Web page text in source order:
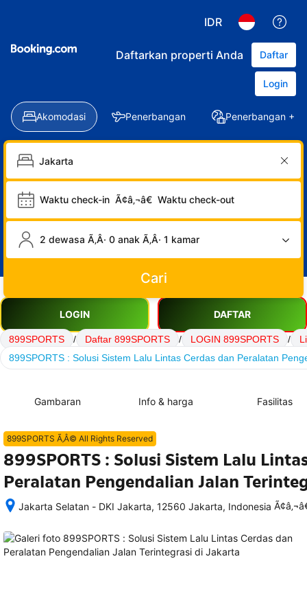
IDR
Daftarkan properti Anda Daftar
Login
Akomodasi Penerbangan Penerbangan +
Waktu check-in Ã¢â‚¬â€ Waktu check-out
2 dewasa Ã‚Â· 0 anak Ã‚Â· 1 kamar
Cari
LOGIN DAFTAR
899SPORTS / Daftar 899SPORTS / LOGIN 899SPORTS /
899SPORTS : Solusi Sistem Lalu Lintas Cerdas dan Peralatan
Gambaran Info & harga Fasilitas
899SPORTS Ã‚Â© All Rights Reserved
899SPORTS : Solusi Sistem Lalu
Peralatan Pengendalian Jalan
Jakarta Selatan - DKI Jakarta, 12560 Jakarta, Indonesia
memesan,
semua